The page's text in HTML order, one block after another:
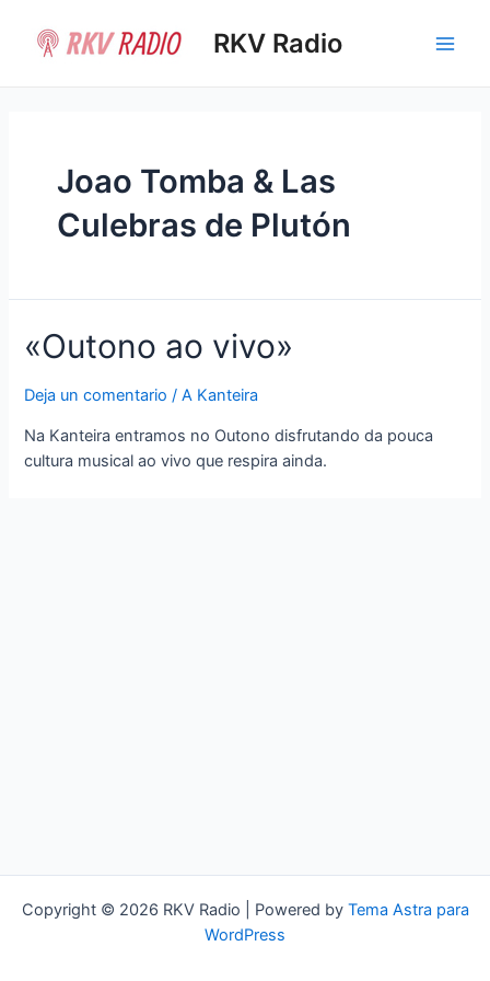
contenido
RKV Radio
Joao Tomba & Las
Culebras de Plutón
«Outono ao vivo»
Deja un comentario /A Kanteira
Na Kanteira entramos no Outono disfrutando da pouca
cultura musical ao vivo que respira ainda.
Copyright © 2026 RKV Radio | Powered by Tema Astra para
WordPress